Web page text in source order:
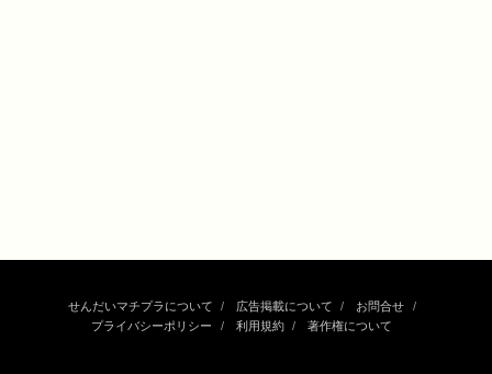
せんだいマチプラについて 広告掲載について
お問合せ
プライバシーポリシー
利用規約 著作権について